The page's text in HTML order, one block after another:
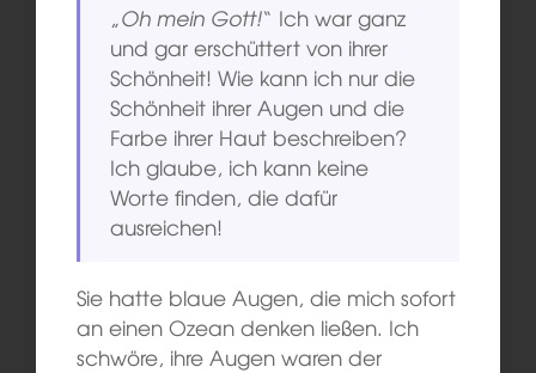
„Oh mein Gott!“ Ich war ganz
und gar erschüttert von ihrer
Schönheit! Wie kann ich nur die
Schönheit ihrer Augen und die
Farbe ihrer Haut beschreiben?
Ich glaube, ich kann keine
Worte finden, die dafür
ausreichen!
Sie hatte blaue Augen, die mich sofort
an einen Ozean denken ließen. Ich
schwöre, ihre Augen waren der